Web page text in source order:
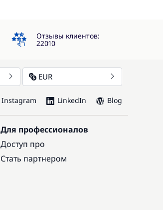
4.3
Отзывы клиентов:
22010
EUR
Instagram LinkedIn Blog
Для профессионалов
Доступ про
Стать партнером